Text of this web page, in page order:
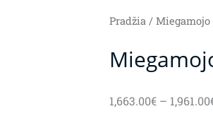
Pradžia/
1,663.00€ – 1,961.00